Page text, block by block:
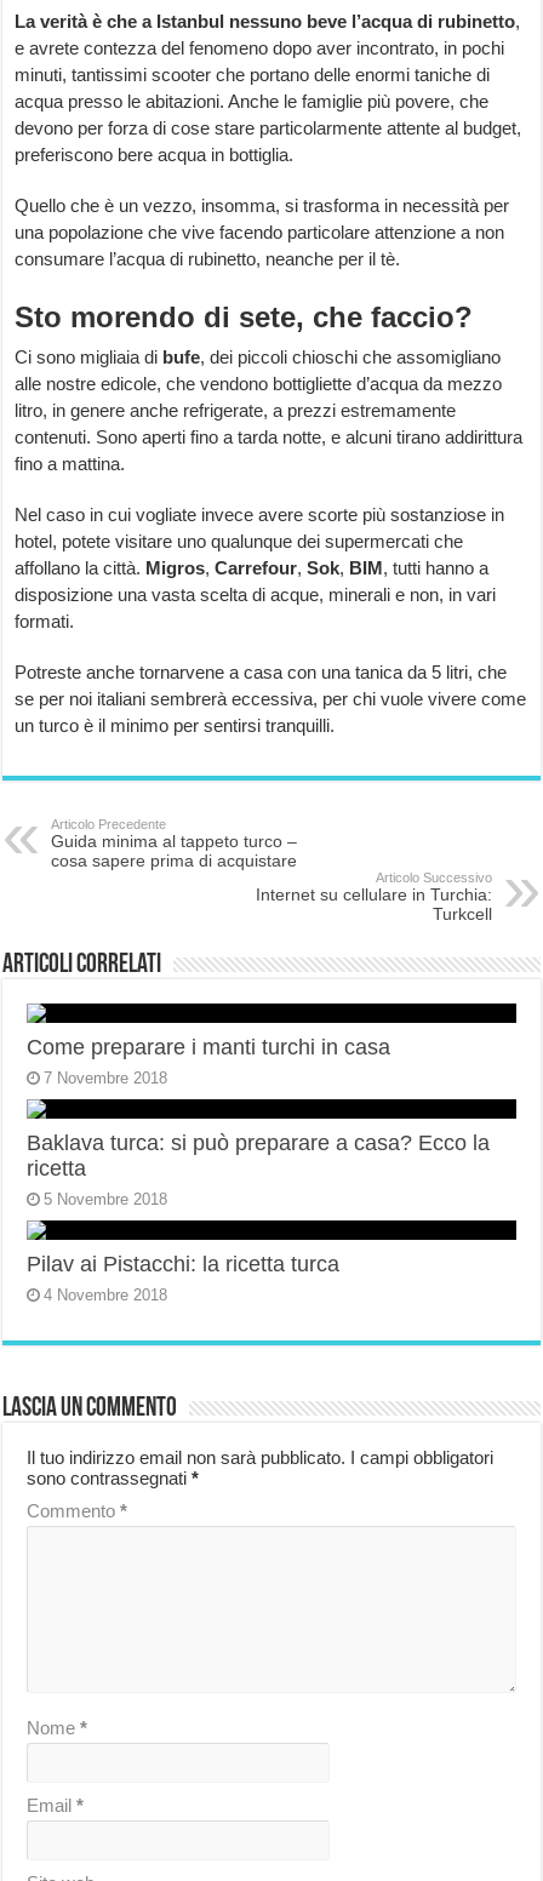
La verità è che a Istanbul nessuno beve l’acqua di rubinetto,
e avrete contezza del fenomeno dopo aver incontrato, in pochi
minuti, tantissimi scooter che portano delle enormi taniche di
acqua presso le abitazioni. Anche le famiglie più povere, che
devono per forza di cose stare particolarmente attente al budget,
preferiscono bere acqua in bottiglia.
Quello che è un vezzo, insomma, si trasforma in necessità per
una popolazione che vive facendo particolare attenzione a non
consumare l’acqua di rubinetto, neanche per il tè.
Sto morendo di sete, che faccio?
Ci sono migliaia di bufe, dei piccoli chioschi che assomigliano
alle nostre edicole, che vendono bottigliette d’acqua da mezzo
litro, in genere anche refrigerate, a prezzi estremamente
contenuti. Sono aperti fino a tarda notte, e alcuni tirano addirittura
fino a mattina.
Nel caso in cui vogliate invece avere scorte più sostanziose in
hotel, potete visitare uno qualunque dei supermercati che
affollano la città. Migros,Carrefour,Sok, BIM, tutti hanno a
disposizione una vasta scelta di acque, minerali e non, in vari
formati.
Potreste anche tornarvene a casa con una tanica da 5 litri, che
se per noi italiani sembrerà eccessiva, per chi vuole vivere come
un turco è il minimo per sentirsi tranquilli.
Articolo Precedente
Guida minima al tappeto turco –
cosa sapere prima di acquistare
Articolo Successivo
Internet su cellulare in Turchia:
Turkcell
Articoli correlati
Come preparare i manti turchi in casa
7 Novembre 2018
Baklava turca: si può preparare a casa? Ecco la
ricetta
5 Novembre 2018
Pilav ai Pistacchi: la ricetta turca
4 Novembre 2018
Lascia un commento
Il tuo indirizzo email non sarà pubblicato. I campi obbligatori
sono contrassegnati*
Commento*
Nome*
Email*